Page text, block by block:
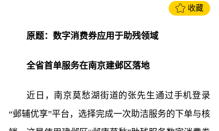
收藏
原题：数字消费券应用于助残领域
全省首单服务在南京建邺区落地
近日，南京莫愁湖街道的张先生通过手机登录
“邺辅优享”平台，选择完成一次助洁服务的下单与核